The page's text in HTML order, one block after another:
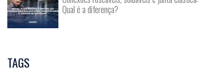
Qual é a diferença?
TAGS